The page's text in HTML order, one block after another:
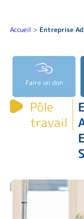
Accueil > Entreprise
Faire un don
Pôle
travail